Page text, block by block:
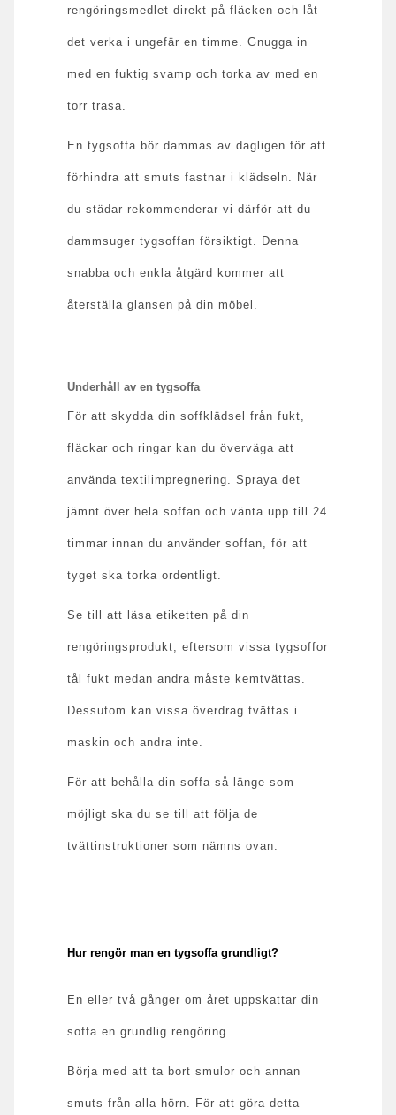
rengöringsmedlet direkt på fläcken och låt
det verka i ungefär en timme. Gnugga in
med en fuktig svamp och torka av med en
torr trasa.
En tygsoffa bör dammas av dagligen för att
förhindra att smuts fastnar i klädseln. När
du städar rekommenderar vi därför att du
dammsuger tygsoffan försiktigt. Denna
snabba och enkla åtgärd kommer att
återställa glansen på din möbel.
Underhåll av en tygsoffa
För att skydda din soffklädsel från fukt,
fläckar och ringar kan du överväga att
använda textilimpregnering. Spraya det
jämnt över hela soffan och vänta upp till 24
timmar innan du använder soffan, för att
tyget ska torka ordentligt.
Se till att läsa etiketten på din
rengöringsprodukt, eftersom vissa tygsoffor
tål fukt medan andra måste kemtvättas.
Dessutom kan vissa överdrag tvättas i
maskin och andra inte.
För att behålla din soffa så länge som
möjligt ska du se till att följa de
tvättinstruktioner som nämns ovan.
Hur rengör man en tygsoffa grundligt?
En eller två gånger om året uppskattar din
soffa en grundlig rengöring.
Börja med att ta bort smulor och annan
smuts från alla hörn. För att göra detta